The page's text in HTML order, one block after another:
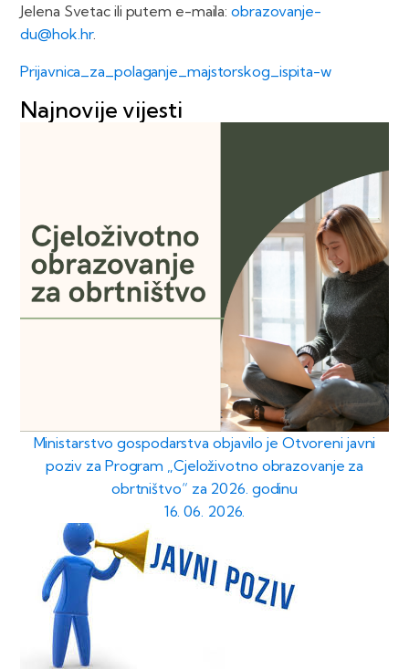
Jelena Svetac ili putem e-maila:obrazovanje-
du@hok.hr.
Prijavnica_za_polaganje_majstorskog_ispita-w
Najnovije vijesti
Ministarstvo gospodarstva objavilo je Otvoreni javni
poziv za Program „Cjeloživotno obrazovanje za
obrtništvo“ za 2026. godinu
16. 06. 2026.